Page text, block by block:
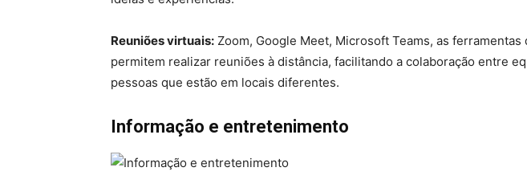
Reuniões virtuais: Zoom, Google Meet, Microsoft Teams, as
permitem realizar reuniões à distância, facilitando a colaboração entre
pessoas que estão em locais diferentes.
Informação e entretenimento